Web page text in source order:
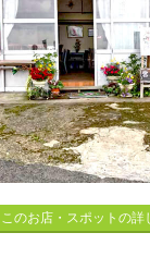
このお店・スポットの詳